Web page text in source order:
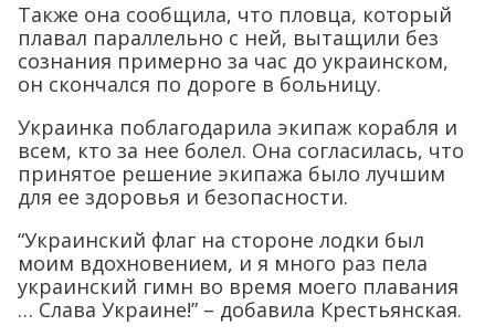
Также она сообщила, что пловца, который
плавал параллельно с ней, вытащили без
сознания примерно за час до украинском,
он скончался по дороге в больницу.
Украинка поблагодарила экипаж корабля и
всем, кто за нее болел. Она согласилась, что
принятое решение экипажа было лучшим
для ее здоровья и безопасности.
“Украинский флаг на стороне лодки был
моим вдохновением, и я много раз пела
украинский гимн во время моего плавания
… Слава Украине!” – добавила Крестьянская.